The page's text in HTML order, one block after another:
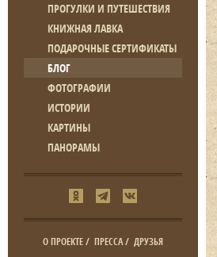
ПРОГУЛКИ И ПУТЕШЕСТВИЯ
КНИЖНАЯ ЛАВКА
ПОДАРОЧНЫЕ СЕРТИФИКАТЫ
БЛОГ
ФОТОГРАФИИ
ИСТОРИИ
КАРТИНЫ
ПАНОРАМЫ
О ПРОЕКТЕ/ ПРЕССА/ ДРУЗЬЯ